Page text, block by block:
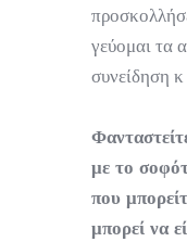
γεύομαι τα
συνείδηση
με το
που
μπορεί να